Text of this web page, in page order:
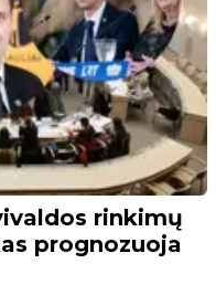
rinkimų
prognozuoja